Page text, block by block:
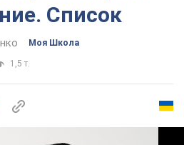
Список
Моя Школа
1,5 т.